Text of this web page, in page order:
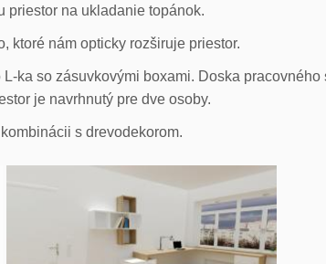
priestor na ukladanie topánok.
ktoré nám opticky rozširuje priestor.
ka so zásuvkovými boxami. Doska pracovného
je navrhnutý pre dve osoby.
s drevodekorom.